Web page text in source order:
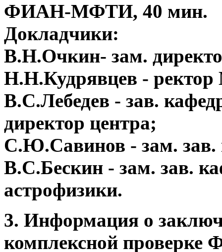
ФИАН-МФТИ, 40 мин.
Докладчики:
В.Н.Очкин- зам.
Н.Н.Кудрявцев -
В.С.Лебедев - зав.
директор центра;
С.Ю.Савинов - зам. зав.
В.С.Бескин - зам. зав.
астрофизики.
3. Информация о
комплексной